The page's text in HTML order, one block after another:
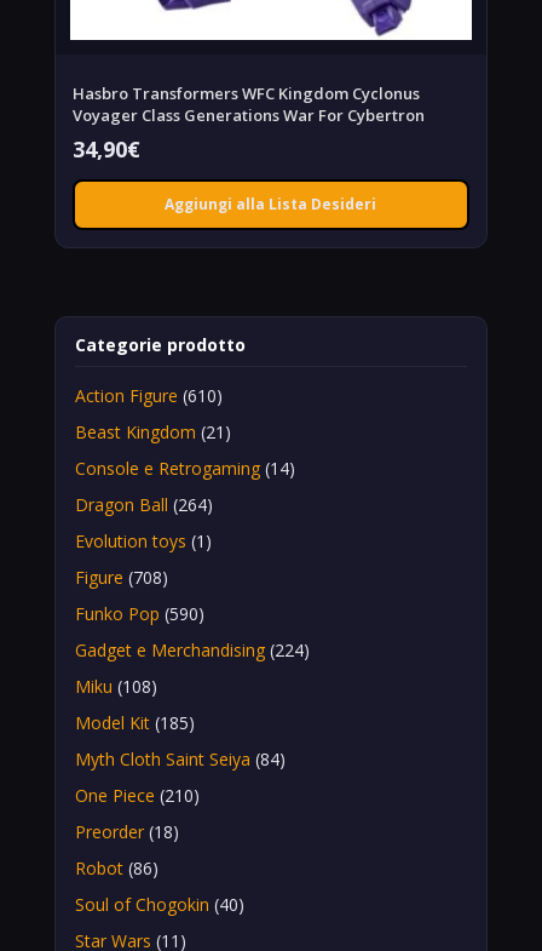
Hasbro Transformers WFC Kingdom Cyclonus
Voyager Class Generations War For Cybertron
34,90€
Aggiungi alla Lista Desideri
Categorie prodotto
Action Figure (610)
Beast Kingdom (21)
Console e Retrogaming (14)
Dragon Ball (264)
Evolution toys (1)
Figure (708)
Funko Pop (590)
Gadget e Merchandising (224)
Miku (108)
Model Kit (185)
Myth Cloth Saint Seiya (84)
One Piece (210)
Preorder (18)
Robot (86)
Soul of Chogokin (40)
Star Wars (11)